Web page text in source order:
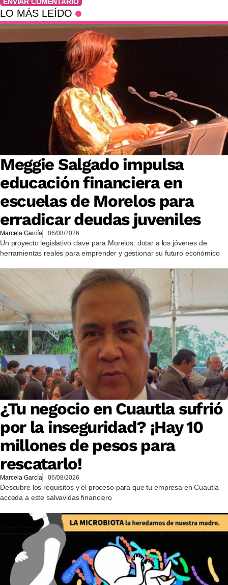
ENVIAR COMENTARIO
LO MÁS LEÍDO
Meggie Salgado impulsa
educación financiera en
escuelas de Morelos para
erradicar deudas juveniles
Marcela García 06/08/2026
Un proyecto legislativo clave para Morelos: dotar a los jóvenes de
herramientas reales para emprender y gestionar su futuro económico
¿Tu negocio en Cuautla sufrió
por la inseguridad? ¡Hay 10
millones de pesos para
rescatarlo!
Marcela García 06/08/2026
Descubre los requisitos y el proceso para que tu empresa en Cuautla
acceda a este salvavidas financiero